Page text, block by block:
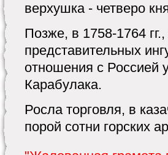
верхушка - четверо
Позже, в 1758-1764
представительных
отношения с Россией
Карабулака.
Росла торговля, в
порой сотни горских